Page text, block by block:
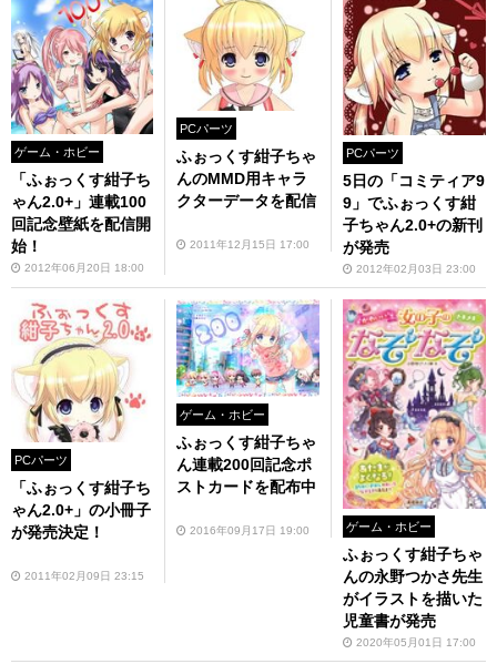
ゲーム・ホビー
「ふぉっくす紺子ち
ゃん2.0+」連載100
回記念壁紙を配信開
始！
2012年06月20日 18:00
PCパーツ
ふぉっくす紺子ちゃ
んのMMD用キャラ
クターデータを配信
2011年12月15日 17:00
PCパーツ
5日の「コミティア9
9」でふぉっくす紺
子ちゃん2.0+の新刊
が発売
2012年02月03日 23:00
PCパーツ
「ふぉっくす紺子ち
ゃん2.0+」の小冊子
が発売決定！
2011年02月09日 23:15
ゲーム・ホビー
ふぉっくす紺子ちゃ
ん連載200回記念ポ
ストカードを配布中
2016年09月17日 19:00 ゲーム・ホビー
ふぉっくす紺子ちゃ
んの永野つかさ先生
がイラストを描いた
児童書が発売
2020年05月01日 17:00